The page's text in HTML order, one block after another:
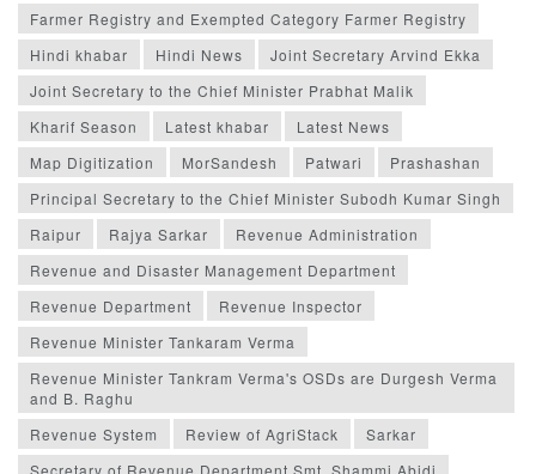
Farmer Registry and Exempted Category Farmer Registry
Hindi khabar
Hindi News
Joint Secretary Arvind Ekka
Joint Secretary to the Chief Minister Prabhat Malik
Kharif Season
Latest khabar
Latest News
Map Digitization
MorSandesh Patwari
Prashashan
Principal Secretary to the Chief Minister Subodh Kumar Singh
Raipur
Rajya Sarkar
Revenue Administration
Revenue and Disaster Management Department
Revenue Department
Revenue Inspector
Revenue Minister Tankaram Verma
Revenue Minister Tankram Verma's OSDs are Durgesh Verma
and B. Raghu
Revenue System
Review of AgriStack
Sarkar